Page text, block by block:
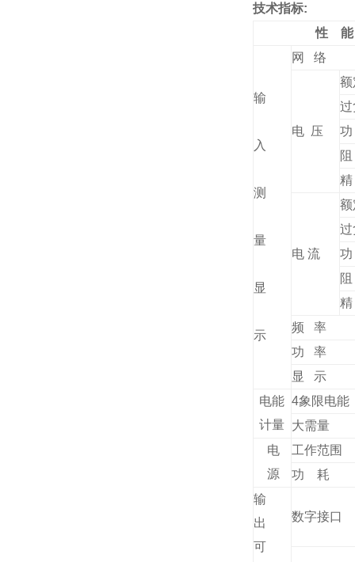
技术指标:
性 能
输
入
测
量
显
示
网 络
电 压
额
过
电 流
额
过
频 率
功 率
显 示
电能
计量
4象限电能
大需量
电
源
工作范围
功 耗
输
出
可
数字接口